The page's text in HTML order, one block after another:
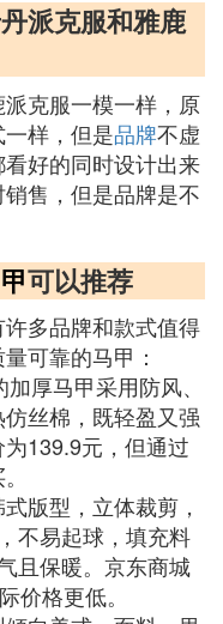
派克服和雅鹿
克服一模一样，原
样，但是品牌不虚
好的同时设计出来
售，但是品牌是不
可以推荐
多品牌和款式值得
可靠的马甲：
厚马甲采用防风、
丝棉，既轻盈又强
139.9元，但通过
版型，立体裁剪，
不易起球，填充料
且保暖。京东商城
价格更低。